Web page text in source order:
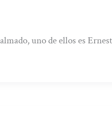
uno de ellos es